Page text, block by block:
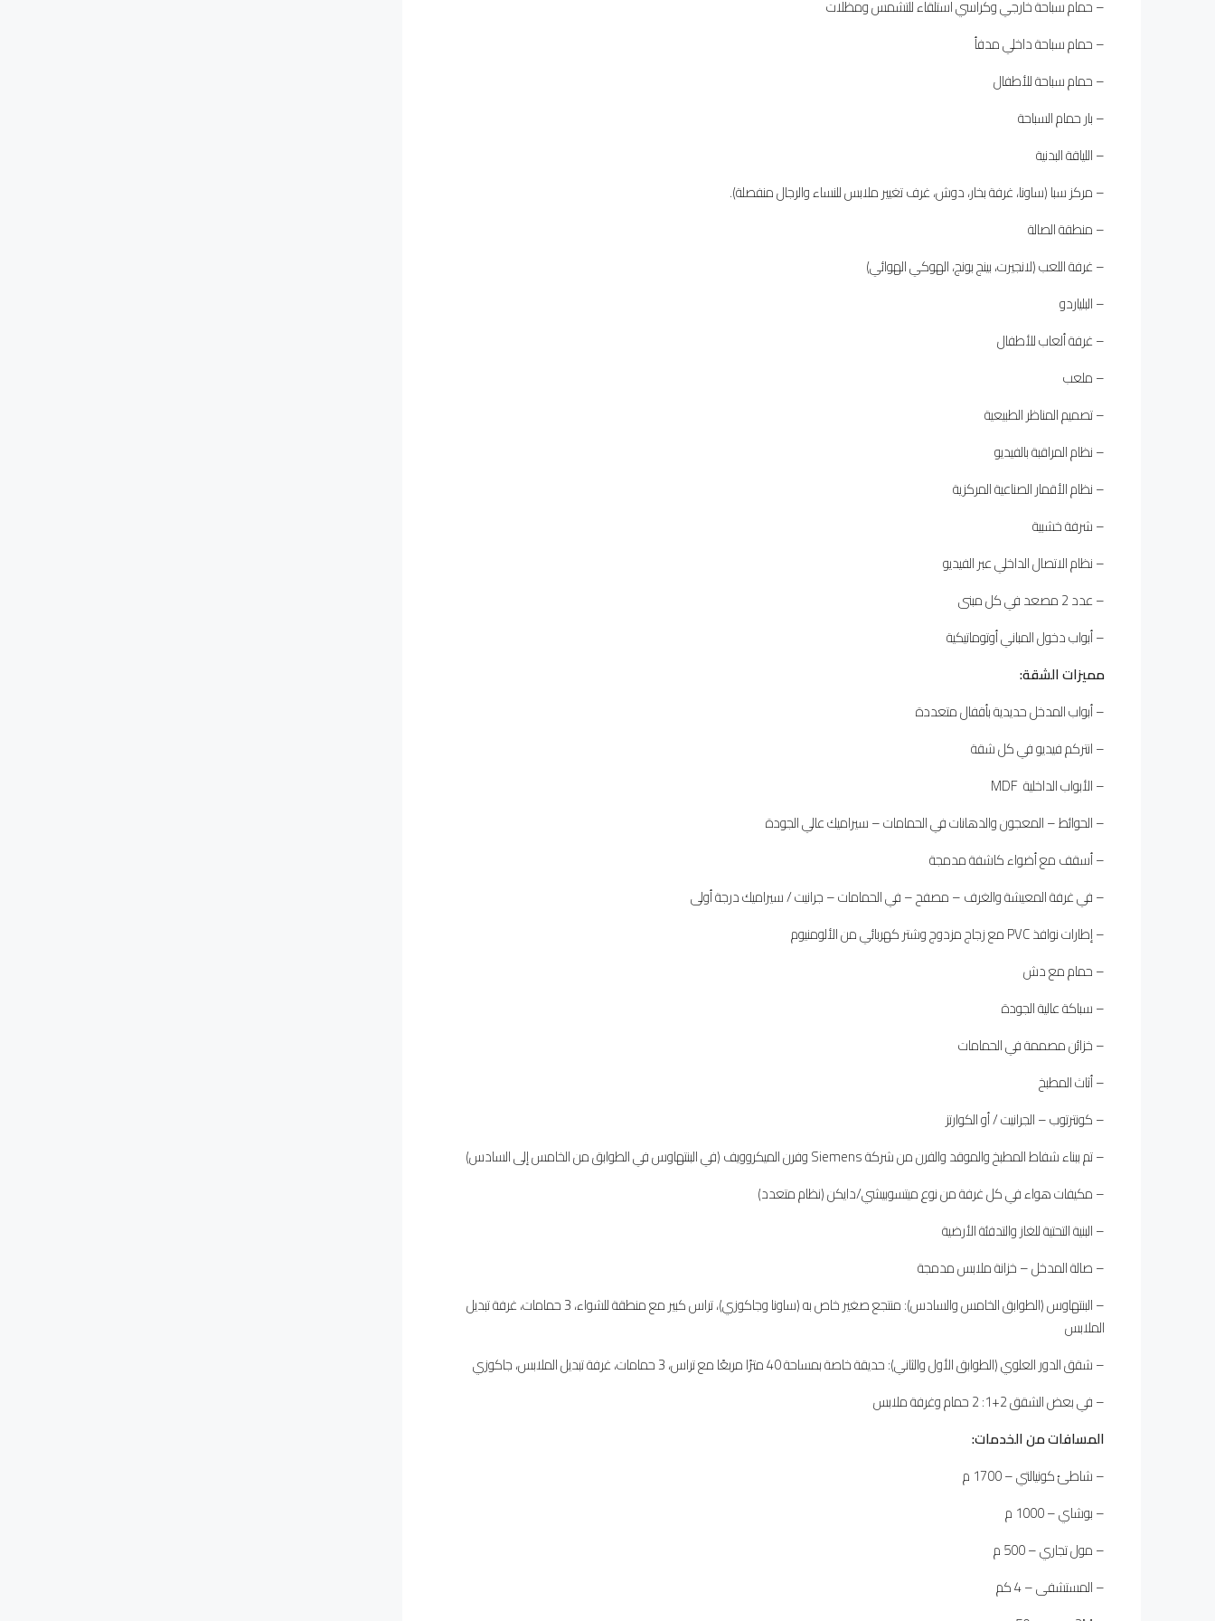
– حمام سباحة خارجي وكراسي استلقاء للتشمس ومظلات
– حمام سباحة داخلي مدفأ
– حمام سباحة للأطفال
– بار حمام السباحة
– اللياقة البدنية
– مركز سبا (ساونا، غرفة بخار، دوش، غرف تغيير ملابس للنساء والرجال منفصلة).
– منطقة الصالة
– غرفة اللعب (لانجيرت، بينج بونج، الهوكي الهوائي)
– البلياردو
– غرفة ألعاب للأطفال
– ملعب
– تصميم المناظر الطبيعية
– نظام المراقبة بالفيديو
– نظام الأقمار الصناعية المركزية
– شرفة خشبية
– نظام الاتصال الداخلي عبر الفيديو
– عدد 2 مصعد في كل مبنى
– أبواب دخول المباني أوتوماتيكية
مميزات الشقة:
– أبواب المدخل حديدية بأقفال متعددة
– انتركم فيديو في كل شقة
– الأبواب الداخلية MDF
– الحوائط – المعجون والدهانات في الحمامات – سيراميك عالي الجودة
– أسقف مع أضواء كاشفة مدمجة
– في غرفة المعيشة والغرف – مصفح – في الحمامات – جرانيت / سيراميك درجة أولى
– إطارات نوافذ PVC مع زجاج مزدوج وشتر كهربائي من الألومنيوم
– حمام مع دش
– سباكة عالية الجودة
– خزائن مصممة في الحمامات
– أثاث المطبخ
– كونترتوب – الجرانيت / أو الكوارتز
– تم ببناء شفاط المطبخ والموقد والفرن من شركة Siemens وفرن الميكروويف (في البنتهاوس في الطوابق من الخامس إلى السادس)
– مكيفات هواء في كل غرفة من نوع ميتسوبيشي/دايكن (نظام متعدد)
– البنية التحتية للغاز والتدفئة الأرضية
– صالة المدخل – خزانة ملابس مدمجة
– البنتهاوس (الطوابق الخامس والسادس): منتجع صغير خاص به (ساونا وجاكوزي)، تراس كبير مع منطقة للشواء، 3 حمامات، غرفة تبديل
الملابس
– شقق الدور العلوي (الطوابق الأول والثاني): حديقة خاصة بمساحة 40 مترًا مربعًا مع تراس، 3 حمامات، غرفة تبديل الملابس، جاكوزي
– في بعض الشقق 2+1: 2 حمام وغرفة ملابس
المسافات من الخدمات:
– شاطئ كونيالتي – 1700 م
– بوشاي – 1000 م
– مول تجاري – 500 م
– المستشفى – 4 كم